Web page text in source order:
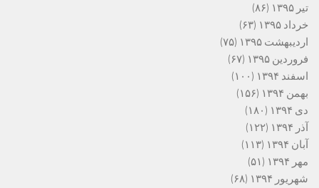
تیر ۱۳۹۵
(۸۶)
خرداد ۱۳۹۵
(۶۳)
اردیبهشت ۱۳۹۵
(۷۵)
فروردین ۱۳۹۵
(۶۷)
اسفند ۱۳۹۴
(۱۰۰)
بهمن ۱۳۹۴
(۱۵۶)
دی ۱۳۹۴
(۱۸۰)
آذر ۱۳۹۴
(۱۲۲)
آبان ۱۳۹۴
(۱۱۳)
مهر ۱۳۹۴
(۵۱)
شهریور ۱۳۹۴
(۶۸)